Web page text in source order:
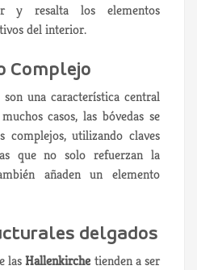
y resalta los elementos
del interior.
Complejo
una característica central
casos, las bóvedas se
complejos, utilizando claves
que no solo refuerzan la
añaden un elemento
delgados
lasHallenkirche tienden a ser